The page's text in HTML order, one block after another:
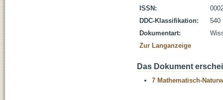
ISSN:
DDC-Klassifikation:
540
Dokumentart:
Zur Langanzeige
Das Dokument
7 Mathematisch-